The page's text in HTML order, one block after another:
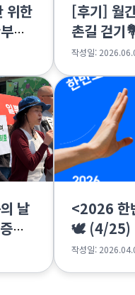
위한
는
[후기] 월
촌길 걷기
작성일:
날
강
<2026 한
🕊 (4/25)
작성일: